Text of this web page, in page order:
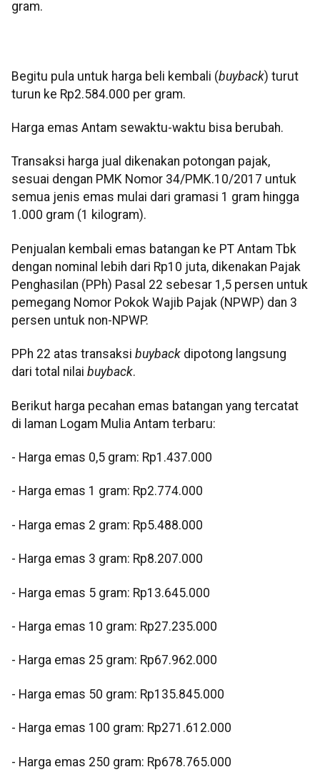
gram.
Begitu pula untuk harga beli kembali (buyback) turut
turun ke Rp2.584.000 per gram.
Harga emas Antam sewaktu-waktu bisa berubah.
Transaksi harga jual dikenakan potongan pajak,
sesuai dengan PMK Nomor 34/PMK.10/2017 untuk
semua jenis emas mulai dari gramasi 1 gram hingga
1.000 gram (1 kilogram).
Penjualan kembali emas batangan ke PT Antam Tbk
dengan nominal lebih dari Rp10 juta, dikenakan Pajak
Penghasilan (PPh) Pasal 22 sebesar 1,5 persen untuk
pemegang Nomor Pokok Wajib Pajak (NPWP) dan 3
persen untuk non-NPWP.
PPh 22 atas transaksi buyback dipotong langsung
dari total nilai buyback.
Berikut harga pecahan emas batangan yang tercatat
di laman Logam Mulia Antam terbaru:
‎‎- Harga emas 0,5 gram: Rp1.437.000
- ⁠Harga emas 1 gram: Rp2.774.000
‎- ⁠Harga emas 2 gram: Rp5.488.000
‎- ⁠Harga emas 3 gram: Rp8.207.000
‎- ⁠Harga emas 5 gram: Rp13.645.000
‎- ⁠Harga emas 10 gram: Rp27.235.000
‎- Harga emas 25 gram: Rp67.962.000
‎- ⁠Harga emas 50 gram: Rp135.845.000
‎- ⁠Harga emas 100 gram: Rp271.612.000
‎- ⁠Harga emas 250 gram: Rp678.765.000